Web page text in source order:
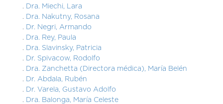
Dra. Miechi, Lara
Dra. Nakutny, Rosana
Dr. Negri, Armando
Dra. Rey, Paula
Dra. Slavinsky, Patricia
Dr. Spivacow, Rodolfo
Dra. Zanchetta (Directora médica), María Belén
Dr. Abdala, Rubén
Dr. Varela, Gustavo Adolfo
Dra. Balonga, María Celeste